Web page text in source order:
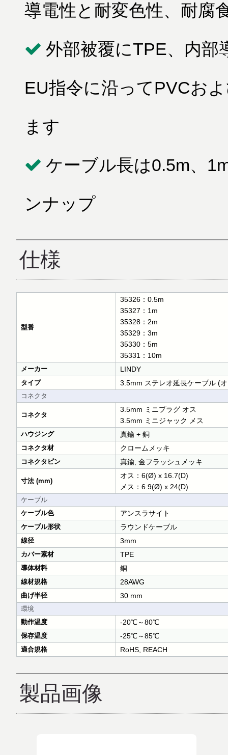
導電性と耐変色性、耐腐
外部被覆にTPE、内部
EU指令に沿ってPVCお
ます
ケーブル長は0.5m、
ンナップ
仕様
型番
35326：0.5m
35327：1m
35328：2m
35329：3m
35330：5m
35331：10m
メーカー LINDY
タイプ 3.5mm ステレオ延長ケーブル (
コネクタ
コネクタ
3.5mm ミニプラグ オス
3.5mm ミニジャック メス
ハウジング 真鍮 + 銅
コネクタ材 クロームメッキ
コネクタピン 真鍮, 金フラッシュメッキ
寸法 (mm)
オス：6(Ø) x 16.7(D)
メス：6.9(Ø) x 24(D)
ケーブル
ケーブル色
アンスラサイト
ケーブル形状 ラウンドケーブル
線径 3mm
カバー素材 TPE
導体材料 銅
線材規格 28AWG
曲げ半径 30 mm
環境
動作温度
-20℃～80℃
保存温度 -25℃～85℃
適合規格 RoHS, REACH
製品画像